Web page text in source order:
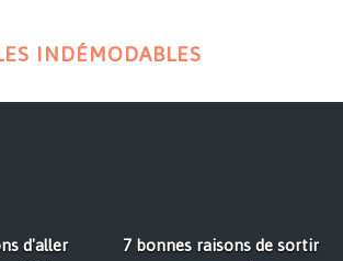
INDÉMODABLES
d'aller
7 bonnes raisons de sortir